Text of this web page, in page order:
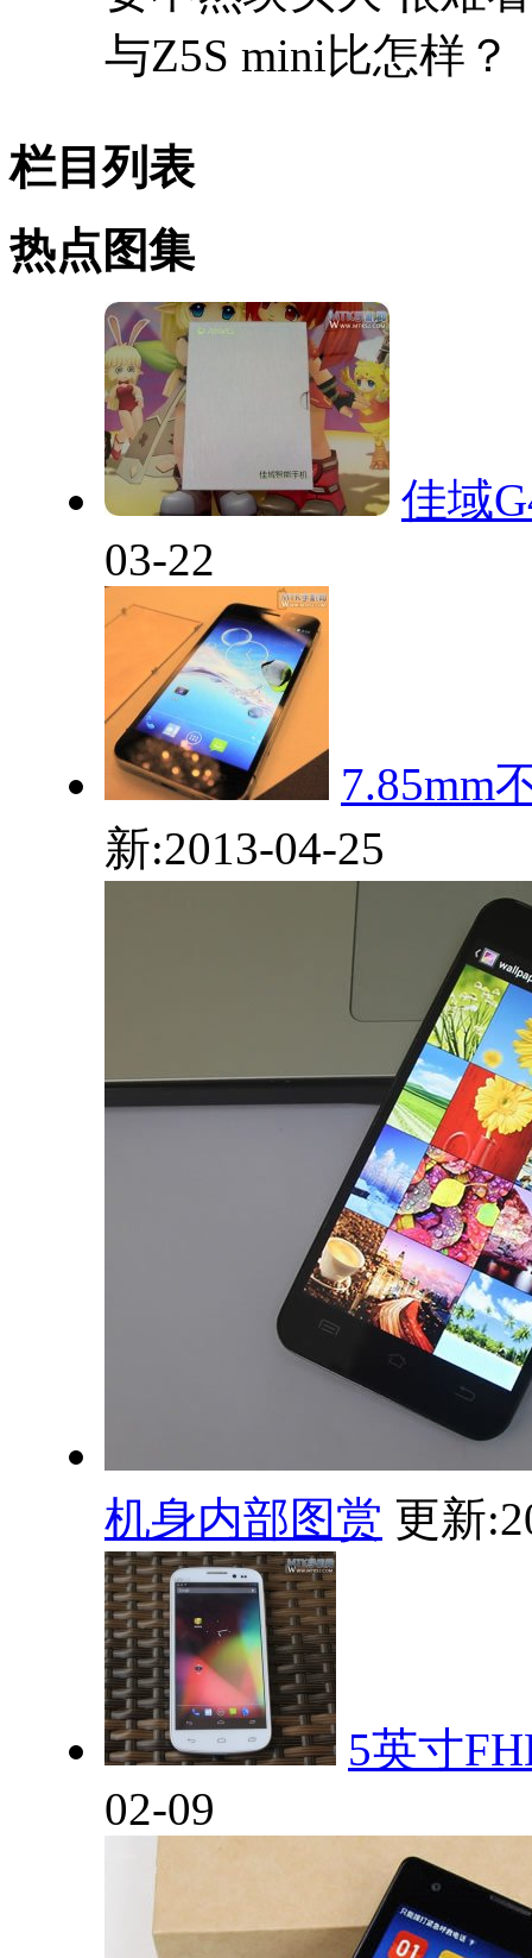
与Z5S mini比怎样？
栏目列表
热点图集
佳域
03-22
7.85mm
新:2013-04-25
机身内部图赏 更新
5英寸
02-09